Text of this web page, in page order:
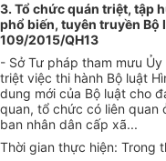
3. Tổ chức quán triệt, tập
phổ biến, tuyên truyền Bộ
109/2015/QH13
- SởTư pháp tham mưu
triệt việc thi hành Bộ luật
dung mới của Bộ luật cho
quan, tổ chức có liên quan
ban nhân dân cấp xã...
Thời gian thực hiện: Trong